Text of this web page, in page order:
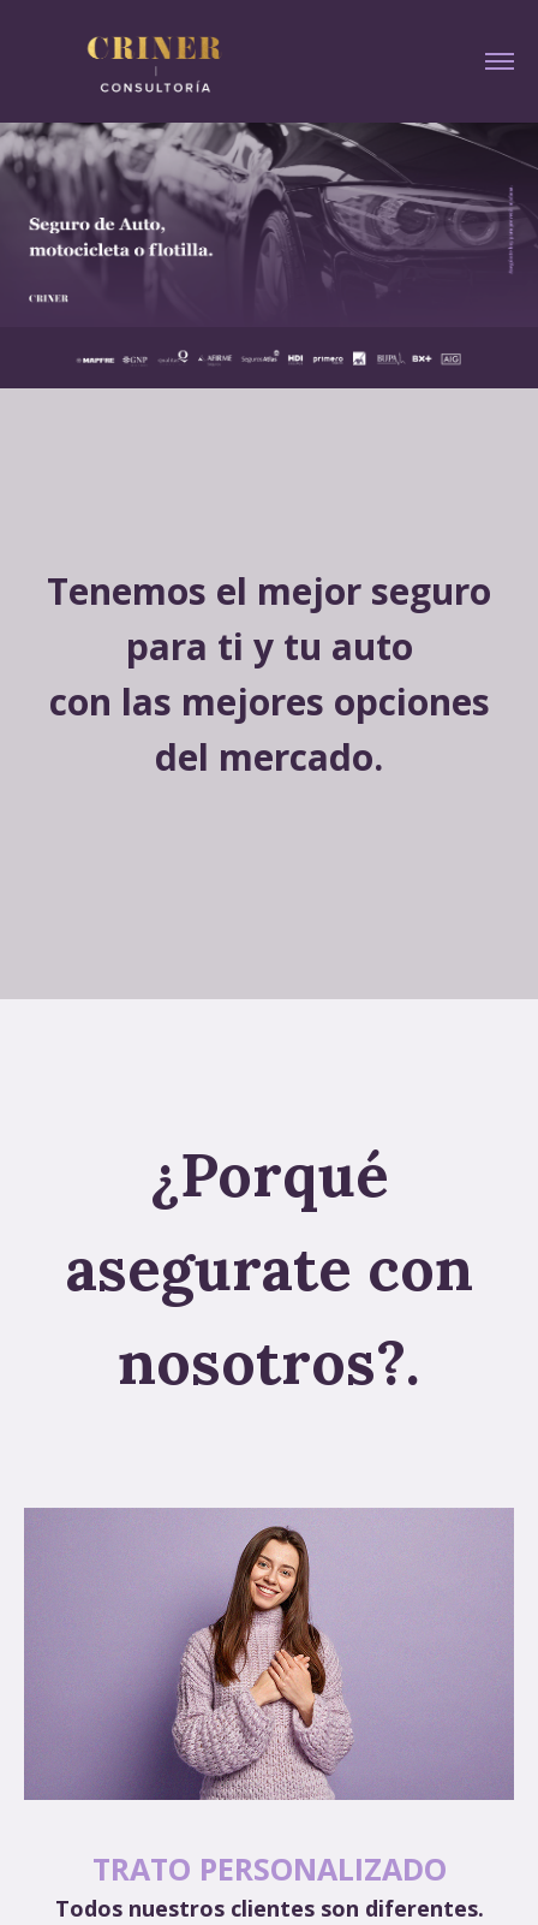
Tenemos el mejor seguro
para ti y tu auto
con las mejores opciones
del mercado.
¿Porqué
asegurate con
nosotros?.
TRATO PERSONALIZADO
Todos nuestros clientes son diferentes.